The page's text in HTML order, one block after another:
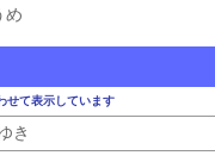
め
せて表示しています
き